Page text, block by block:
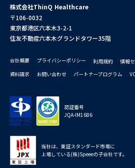
株式会社ThinQ Healthcare
〒106-0032
東京都港区六本木3-2-1
住友不動産六本木グランドタワー35階
会社概要 プライバシーポリシー 利用規約
情報
資料請求
お問い合わせ パートナープログラム
認証番号
JQA-IM1686
当社は、東証スタンダード市場に
上場している(株)Speeeの子会社です。